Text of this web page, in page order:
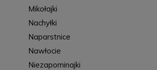
Mikołajki
Nachyłki
Naparstnice
Nawłocie
Niezapominajki